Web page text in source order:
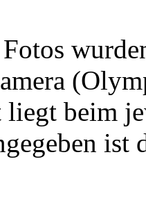
beim
ist